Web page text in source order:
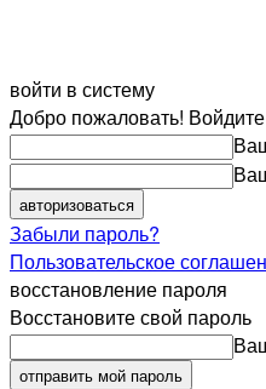
войти в систему
Добро пожаловать!
Забыли пароль?
Пользовательское
восстановление пароля
Восстановите свой пароль